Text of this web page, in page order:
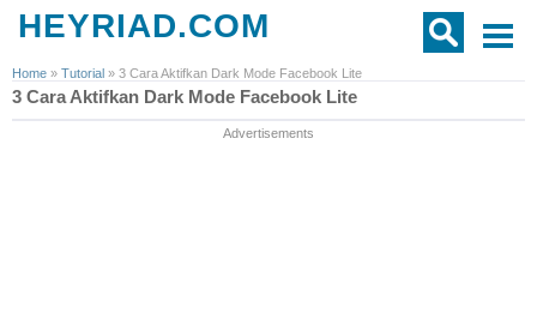
HEYRIAD.COM
Home » Tutorial » 3 Cara Aktifkan Dark Mode Facebook Lite
3 Cara Aktifkan Dark Mode Facebook Lite
Advertisements